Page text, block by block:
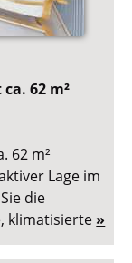
62 m²
62 m²
Lage im
die
klimatisierte »